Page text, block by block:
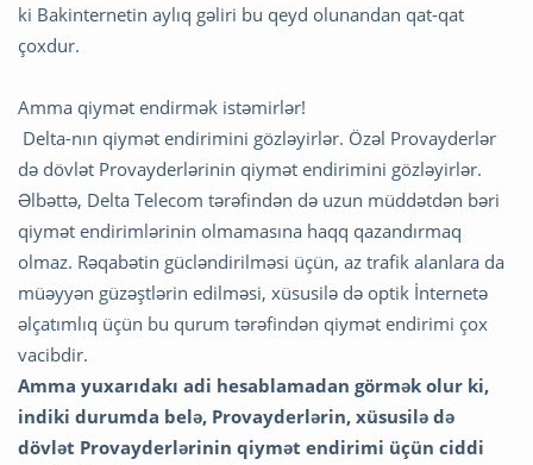
ki Bakinternetin aylıq gəliri bu qeyd olunandan qat-qat
çoxdur.
Amma qiymət endirmək istəmirlər!
Delta-nın qiymət endirimini gözləyirlər. Özəl Provayderlər
də dövlət Provayderlərinin qiymət endirimini gözləyirlər.
Əlbəttə, Delta Telecom tərəfindən də uzun müddətdən bəri
qiymət endirimlərinin olmamasına haqq qazandırmaq
olmaz. Rəqabətin gücləndirilməsi üçün, az trafik alanlara da
müəyyən güzəştlərin edilməsi, xüsusilə də optik İnternetə
əlçatımlıq üçün bu qurum tərəfindən qiymət endirimi çox
vacibdir.
Amma yuxarıdakı adi hesablamadan görmək olur ki,
indiki durumda belə, Provayderlərin, xüsusilə də
dövlət Provayderlərinin qiymət endirimi üçün ciddi